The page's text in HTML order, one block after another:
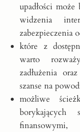
upadłości
widzenia
zabezpieczenia
które z
warto
zadłużenia
szanse na
możliwe